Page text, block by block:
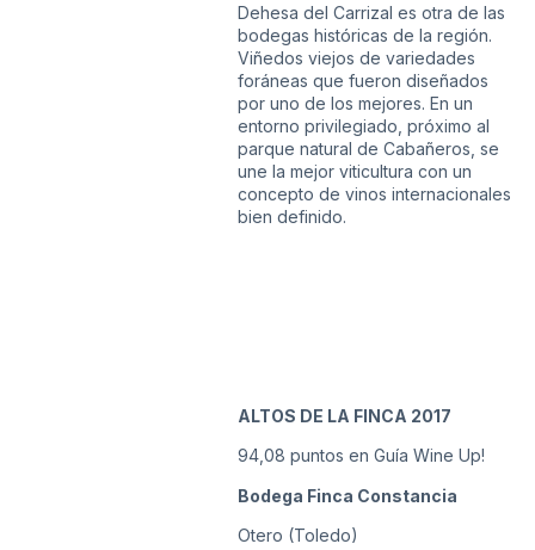
Dehesa del Carrizal es otra de las
bodegas históricas de la región.
Viñedos viejos de variedades
foráneas que fueron diseñados
por uno de los mejores. En un
entorno privilegiado, próximo al
parque natural de Cabañeros, se
une la mejor viticultura con un
concepto de vinos internacionales
bien definido.
ALTOS DE LA FINCA 2017
94,08 puntos en Guía Wine Up!
Bodega Finca Constancia
Otero (Toledo)